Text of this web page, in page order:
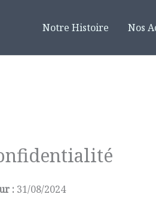
Notre Histoire Nos
: 31/08/2024